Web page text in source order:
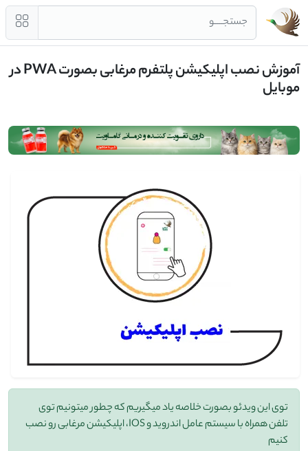
جستجــــو
آموزش نصب اپلیکیشن پلتفرم مرغابی بصورت PWA در
موبایل
توی این ویدئو بصورت خلاصه یاد میگیریم که چطور میتونیم توی
تلفن همراه با سیستم عامل اندروید و IOS، اپلیکیشن مرغابی رو نصب
کنیم